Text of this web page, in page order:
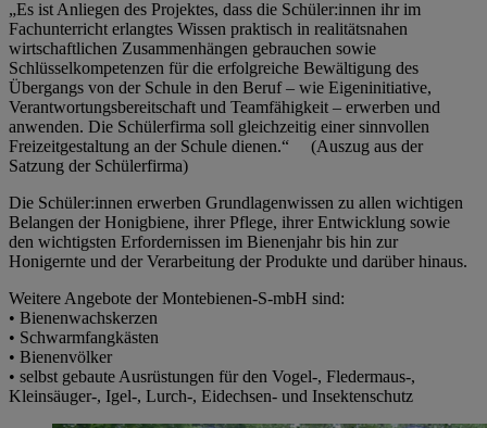
„Es ist Anliegen des Projektes, dass die Schüler:innen ihr im
Fachunterricht erlangtes Wissen praktisch in realitätsnahen
wirtschaftlichen Zusammenhängen gebrauchen sowie
Schlüsselkompetenzen für die erfolgreiche Bewältigung des
Übergangs von der Schule in den Beruf – wie Eigeninitiative,
Verantwortungsbereitschaft und Teamfähigkeit – erwerben und
anwenden. Die Schülerfirma soll gleichzeitig einer sinnvollen
Freizeitgestaltung an der Schule dienen.“ (Auszug aus der
Satzung der Schülerfirma)
Die Schüler:innen erwerben Grundlagenwissen zu allen wichtigen
Belangen der Honigbiene, ihrer Pflege, ihrer Entwicklung sowie
den wichtigsten Erfordernissen im Bienenjahr bis hin zur
Honigernte und der Verarbeitung der Produkte und darüber hinaus.
Weitere Angebote der Montebienen-S-mbH sind:
• Bienenwachskerzen
• Schwarmfangkästen
• Bienenvölker
• selbst gebaute Ausrüstungen für den Vogel-, Fledermaus-,
Kleinsäuger-, Igel-, Lurch-, Eidechsen- und Insektenschutz